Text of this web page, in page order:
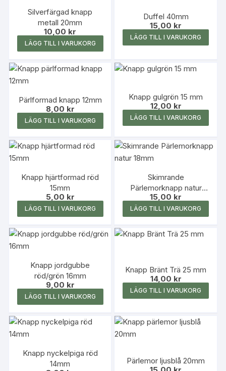
Silverfärgad knapp
metall 20mm
10,00 kr
LÄGG TILL I VARUKORG
Duffel 40mm
15,00 kr
LÄGG TILL I VARUKORG
Pärlformad knapp 12mm
8,00 kr
LÄGG TILL I VARUKORG
Knapp gulgrön 15 mm
12,00 kr
LÄGG TILL I VARUKORG
Knapp hjärtformad röd
15mm
5,00 kr
LÄGG TILL I VARUKORG
Skimrande
Pärlemorknapp natur
18mm
15,00 kr
LÄGG TILL I VARUKORG
Knapp jordgubbe
röd/grön 16mm
9,00 kr
LÄGG TILL I VARUKORG
Knapp Bränt Trä 25 mm
14,00 kr
LÄGG TILL I VARUKORG
Knapp nyckelpiga röd
14mm
Pärlemor ljusblå 20mm